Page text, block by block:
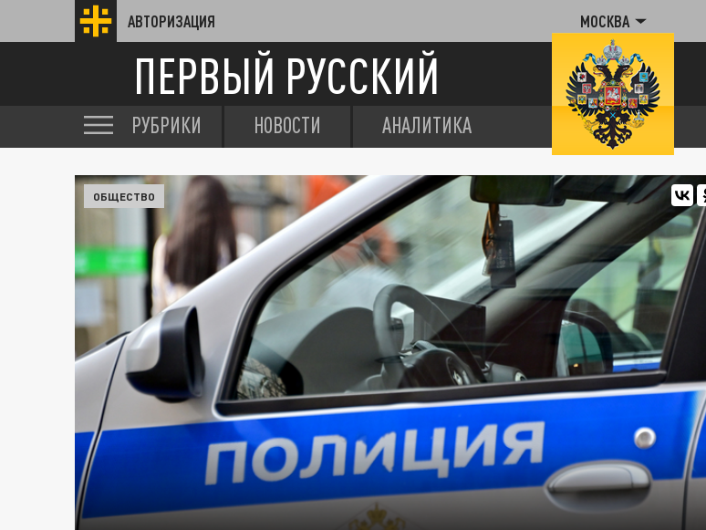
АВТОРИЗАЦИЯ МОСКВА
ПЕРВЫЙ РУССКИЙ
РУБРИКИ НОВОСТИ АНАЛИТИКА
ОБЩЕСТВО